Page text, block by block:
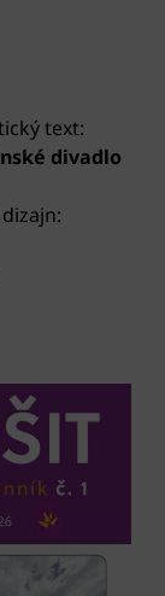
text:
divadlo